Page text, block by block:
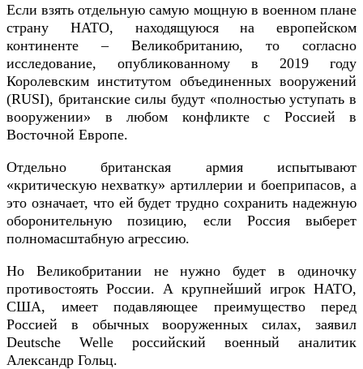
Если взять отдельную самую мощную в военном плане
страну НАТО, находящуюся на европейском
континенте – Великобританию, то согласно
исследование, опубликованному в 2019 году
Королевским институтом объединенных вооружений
(RUSI), британские силы будут «полностью уступать в
вооружении» в любом конфликте с Россией в
Восточной Европе.
Отдельно британская армия испытывают
«критическую нехватку» артиллерии и боеприпасов, а
это означает, что ей будет трудно сохранить надежную
оборонительную позицию, если Россия выберет
полномасштабную агрессию.
Но Великобритании не нужно будет в одиночку
противостоять России. А крупнейший игрок НАТО,
США, имеет подавляющее преимущество перед
Россией в обычных вооруженных силах, заявил
Deutsche Welle российский военный аналитик
Александр Гольц.